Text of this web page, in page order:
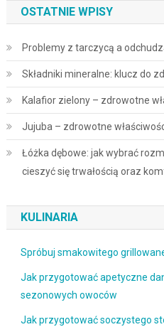
OSTATNIE WPISY
Problemy z tarczycą a
Składniki mineralne: klucz do
Kalafior zielony – zdrowotne
Jujuba – zdrowotne
Łóżka dębowe: jak wybrać
cieszyć się trwałością oraz
KULINARIA
Spróbuj smakowitego
Jak przygotować apetyczne
sezonowych owoców
Jak przygotować soczystego